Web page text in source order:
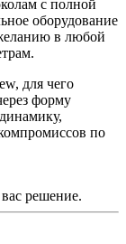
с полной
оборудование
в любой
для чего
форму
по
решение.